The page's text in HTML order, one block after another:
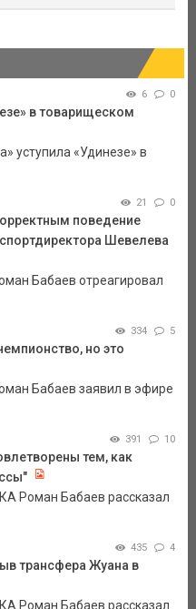
6 0
в товарищеском
уступила «Удинезе» в
21 0
поведение
Шевелева
Бабаев отреагировал
334 5
но это
Бабаев заявил в эфире
391 10
тем, как
Роман Бабаев рассказал
435 4
трансфера Жуана в
Роман Бабаев рассказал